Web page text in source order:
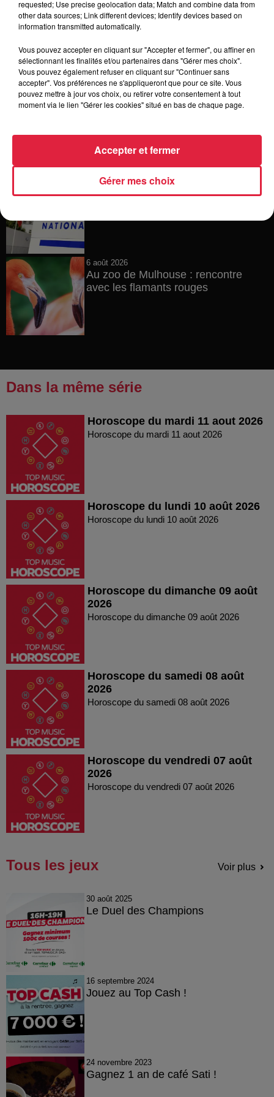
6h38
Les sentiers poussettes de la Vallée
6 août 2026
À Hoerdt, de l’eau brune sort des
6 août 2026
Tags antisémites à Strasbourg :
6 août 2026
Au zoo de Mulhouse : rencontre
avec les flamants rouges
Dans la même série
Horoscope du mardi 11 aout 2026
Horoscope du mardi 11 aout 2026
Horoscope du lundi 10 août 2026
Horoscope du lundi 10 août 2026
Horoscope du dimanche 09 août
2026
Horoscope du dimanche 09 août 2026
Horoscope du samedi 08 août
2026
Horoscope du samedi 08 août 2026
Horoscope du vendredi 07 août
2026
Horoscope du vendredi 07 août 2026
Tous les jeux Voir plus
30 août 2025
Le Duel des Champions
16 septembre 2024
Jouez au Top Cash !
24 novembre 2023
Gagnez 1 an de café Sati !
requested; Use precise geolocation data; Match and combine data from
other data sources; Link different devices; Identify devices based on
information transmitted automatically.
Vous pouvez accepter en cliquant sur "Accepter et fermer", ou affiner en
sélectionnant les finalités et/ou partenaires dans "Gérer mes choix".
Vous pouvez également refuser en cliquant sur "Continuer sans
accepter". Vos préférences ne s'appliqueront que pour ce site. Vous
pouvez mettre à jour vos choix, ou retirer votre consentement à tout
moment via le lien "Gérer les cookies" situé en bas de chaque page.
Gérer mes choix
Accepter et fermer